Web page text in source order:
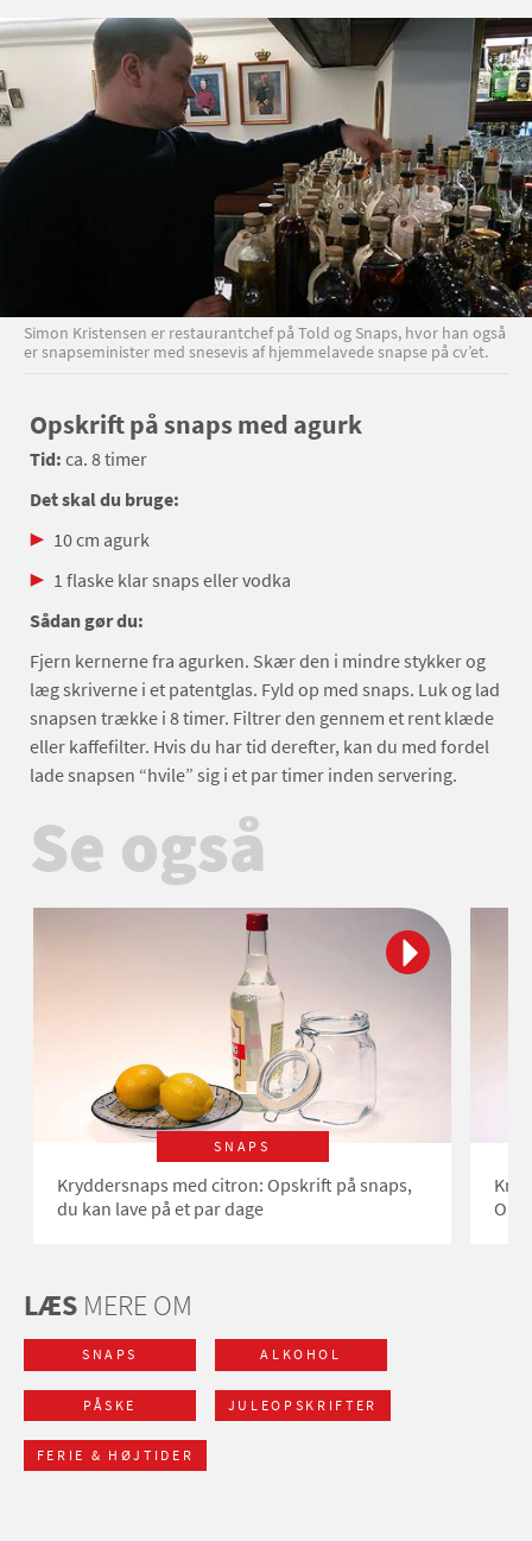
Simon Kristensen er restaurantchef på Told og Snaps, hvor han også
er snapseminister med snesevis af hjemmelavede snapse på cv’et.
Opskrift på snaps med agurk
Tid: ca. 8 timer
Det skal du bruge:
10 cm agurk
1 flaske klar snaps eller vodka
Sådan gør du:
Fjern kernerne fra agurken. Skær den i mindre stykker og
læg skriverne i et patentglas. Fyld op med snaps. Luk og lad
snapsen trække i 8 timer. Filtrer den gennem et rent klæde
eller kaffefilter. Hvis du har tid derefter, kan du med fordel
lade snapsen “hvile” sig i et par timer inden servering.
Se også
SNAPS
Kryddersnaps med citron: Opskrift på snaps,
du kan lave på et par dage
LÆS MERE OM
SNAPS ALKOHOL
PÅSKE JULEOPSKRIFTER
FERIE & HØJTIDER